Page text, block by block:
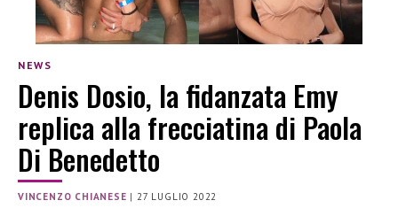
NEWS
Denis Dosio, la fidanzata Emy
replica alla frecciatina di Paola
Di Benedetto
VINCENZO CHIANESE |27 LUGLIO 2022